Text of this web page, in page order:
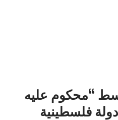
“محكوم عليه
فلسطينية